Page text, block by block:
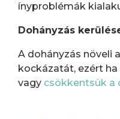
ínyproblémák
Dohányzás
A dohányzás növeli
kockázatát, ezért
vagy csökkentsük a